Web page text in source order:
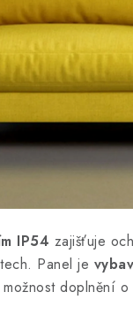
IP54 zajišťuje
Panel je
doplnění